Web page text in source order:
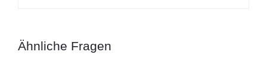
Ähnliche Fragen